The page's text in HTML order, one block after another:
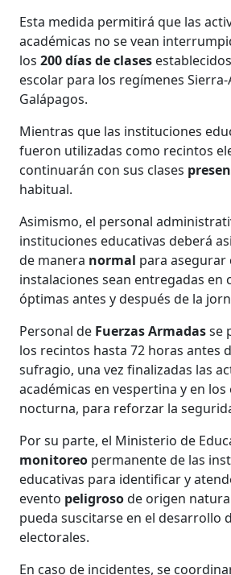
Esta medida permitirá que las
académicas no se vean
los200 días de clases
escolar para los regímenes
Galápagos.
Mientras que las instituciones
fueron utilizadas como recintos
continuarán con sus clases
habitual.
Asimismo, el personal
instituciones educativas deberá
de manera normal para asegurar
instalaciones sean entregadas en
óptimas antes y después de la
Personal de Fuerzas Armadasse
los recintos hasta 72 horas antes
sufragio, una vez finalizadas las
académicas en vespertina y en
nocturna, para reforzar la
Por su parte, el Ministerio de
monitoreo permanente de las
educativas para identificar y
evento peligrosode origen
pueda suscitarse en el desarrollo
electorales.
En caso de incidentes, se